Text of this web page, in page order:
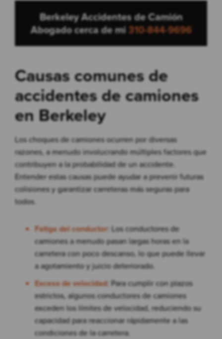
Berkeley Accidentes de Camión
Abogado cerca de mi310-844-9696
Causas comunes de
accidentes de camiones
en Berkeley
Los choques de camiones ocurren por diversas
razones, a menudo involucrando múltiples factores que
contribuyen a la probabilidad de un accidente.
Entender estas causas puede ayudar a prevenir futuras
colisiones y garantizar carreteras más seguras para
todos.
Fatiga del conductor: Los conductores de
camiones a menudo pasan largas horas en la
carretera con poco descanso, lo que puede llevar
a agotamiento y juicio deteriorado.
Exceso de velocidad: Para cumplir con plazos
estrictos, algunos conductores de camiones
exceden los límites de velocidad, reduciendo su
capacidad para reaccionar rápidamente a las
condiciones de la carretera.